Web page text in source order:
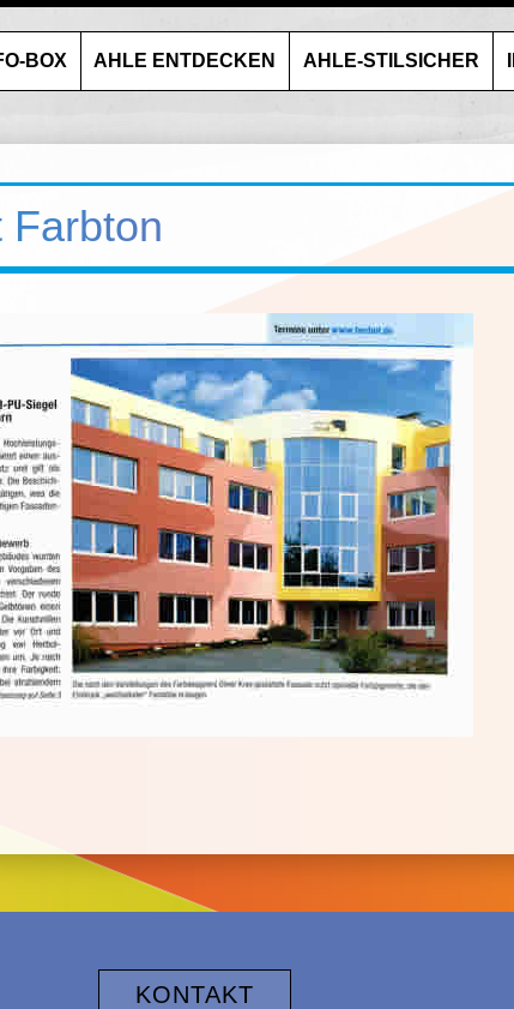
BOX AHLE ENTDECKEN AHLE-STILSICHER
Farbton
KONTAKT